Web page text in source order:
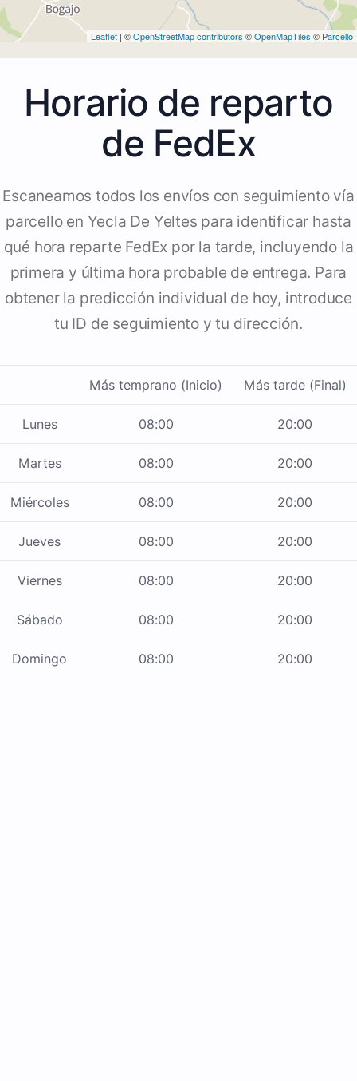
Leaflet | ©OpenStreetMap contributors ©OpenMapTiles © Parcello
Horario de reparto
de FedEx
Escaneamos todos los envíos con seguimiento vía
parcello en Yecla De Yeltes para identificar hasta
qué hora reparte FedEx por la tarde, incluyendo la
primera y última hora probable de entrega. Para
obtener la predicción individual de hoy, introduce
tu ID de seguimiento y tu dirección.
Más temprano (Inicio) Más tarde (Final)
Lunes 08:00 20:00
Martes 08:00 20:00
Miércoles 08:00 20:00
Jueves 08:00 20:00
Viernes 08:00 20:00
Sábado 08:00 20:00
Domingo 08:00 20:00